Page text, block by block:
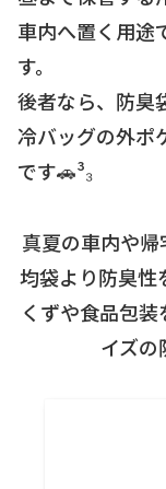
車内へ置く用途
す。
後者なら、防臭
冷バッグの外ポ
です🚗³₃
真夏の車内や
均袋より防臭性
くずや食品包
イズの